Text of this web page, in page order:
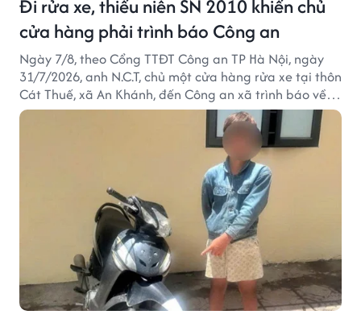
Đi rửa xe, thiếu niên SN 2010 khiến chủ
cửa hàng phải trình báo Công an
Ngày 7/8, theo Cổng TTĐT Công an TP Hà Nội, ngày
31/7/2026, anh N.C.T, chủ một cửa hàng rửa xe tại thôn
Cát Thuế, xã An Khánh, đến Công an xã trình báo về
việc bị mất trộm chiếc xe máy Honda Wave. Trong cốp
xe còn có nhiều giấy tờ cá nhân và khoảng 1,2 triệu